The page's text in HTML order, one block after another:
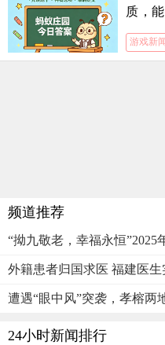
质，
月5日
游戏新闻
频道推荐
“拗九敬老，幸福永恒”2025
外籍患者归国求医 福建医
遭遇“眼中风”突袭，孝榕两
24小时新闻排行